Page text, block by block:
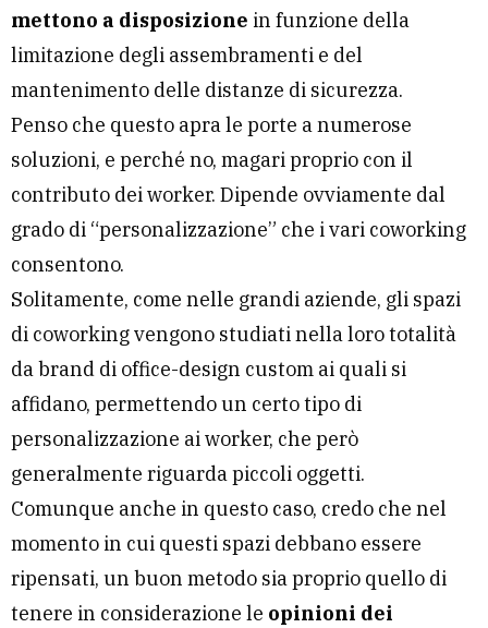
mettono a disposizione in funzione della
limitazione degli assembramenti e del
mantenimento delle distanze di sicurezza.
Penso che questo apra le porte a numerose
soluzioni, e perché no, magari proprio con il
contributo dei worker. Dipende ovviamente dal
grado di “personalizzazione” che i vari coworking
consentono.
Solitamente, come nelle grandi aziende, gli spazi
di coworking vengono studiati nella loro totalità
da brand di office-design custom ai quali si
affidano, permettendo un certo tipo di
personalizzazione ai worker, che però
generalmente riguarda piccoli oggetti.
Comunque anche in questo caso, credo che nel
momento in cui questi spazi debbano essere
ripensati, un buon metodo sia proprio quello di
tenere in considerazione le opinioni dei